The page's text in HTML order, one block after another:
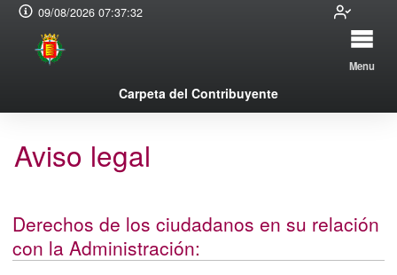
09/08/2026 07:37:32
Menu
Carpeta del Contribuyente
Aviso legal
Derechos de los ciudadanos en su relación
con la Administración: